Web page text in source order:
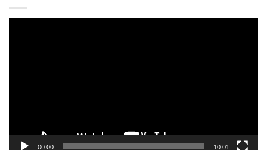
00:00 10:01